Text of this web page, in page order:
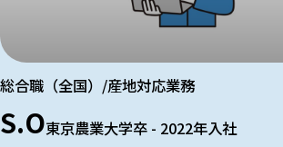
総合職（全国）/産地対応業務
S.O東京農業大学卒 - 2022年入社